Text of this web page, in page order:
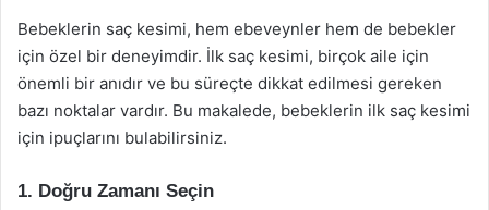
Bebeklerin saç kesimi, hem ebeveynler hem de bebekler
için özel bir deneyimdir. İlk saç kesimi, birçok aile için
önemli bir anıdır ve bu süreçte dikkat edilmesi gereken
bazı noktalar vardır. Bu makalede, bebeklerin ilk saç kesimi
için ipuçlarını bulabilirsiniz.
1. Doğru Zamanı Seçin